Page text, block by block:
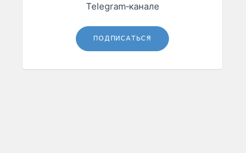
Telegram‑канале
ПОДПИСАТЬСЯ